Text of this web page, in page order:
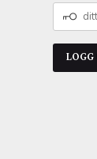
DITT
PASSORD